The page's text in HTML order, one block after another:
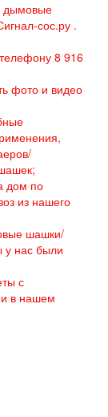
дымовые
сос.ру .
8 916
фото и видео
дом по
из нашего
шашки/
у нас были
с
в нашем